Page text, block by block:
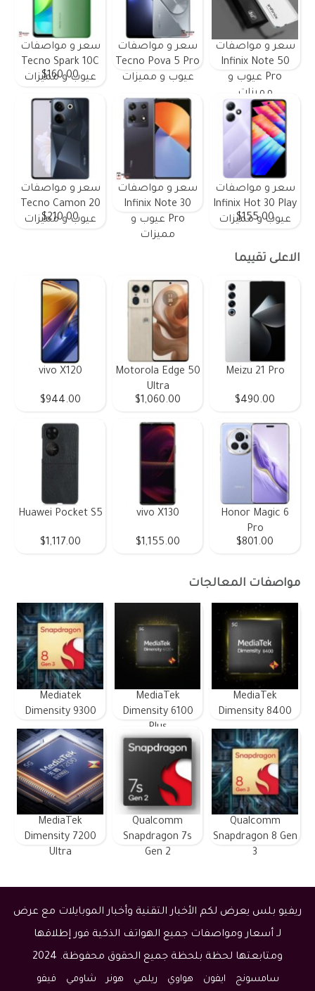
سعر و مواصفات
Infinix Note 50
Pro عيوب و
مميزات
سعر و مواصفات
Tecno Pova 5 Pro
عيوب و مميزات
سعر و مواصفات
Tecno Spark 10C
عيوب و مميزات
$160.00
سعر و مواصفات
Infinix Hot 30 Play
عيوب و مميزات
$155.00
سعر و مواصفات
Infinix Note 30
Pro عيوب و
مميزات
سعر و مواصفات
Tecno Camon 20
عيوب و مميزات
$210.00
الاعلى تقييما
Meizu 21 Pro
$490.00
Motorola Edge 50
Ultra
$1,060.00
vivo X120
$944.00
Honor Magic 6
Pro
$801.00
vivo X130
$1,155.00
Huawei Pocket S5
$1,117.00
مواصفات المعالجات
MediaTek
Dimensity 8400
MediaTek
Dimensity 6100
Plus
Mediatek
Dimensity 9300
Qualcomm
Snapdragon 8 Gen
3
Qualcomm
Snapdragon 7s
Gen 2
MediaTek
Dimensity 7200
Ultra
ريفيو بلس يعرض لكم الأخبار التقنية وأخبار الموبايلات مع عرض
لـ أسعار ومواصفات جميع الهواتف الذكية فور إطلاقها
ومتابعتها لحظة بلحظة جميع الحقوق محفوظة. 2024
سامسونج ايفون هواوي ريلمي هونر شاومي فيفو